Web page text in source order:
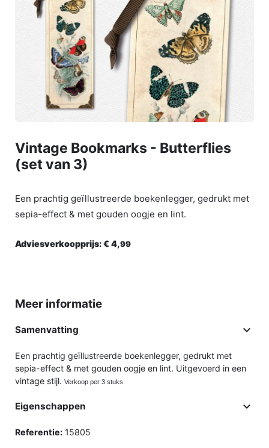
Vintage Bookmarks - Butterflies
(set van 3)
Een prachtig geïllustreerde boekenlegger, gedrukt met
sepia-effect & met gouden oogje en lint.
Adviesverkoopprijs:€ 4,99
Meer informatie
Samenvatting 
Een prachtig geïllustreerde boekenlegger, gedrukt met
sepia-effect & met gouden oogje en lint. Uitgevoerd in een
vintage stijl. Verkoop per 3 stuks.
Eigenschappen 
Referentie: 15805